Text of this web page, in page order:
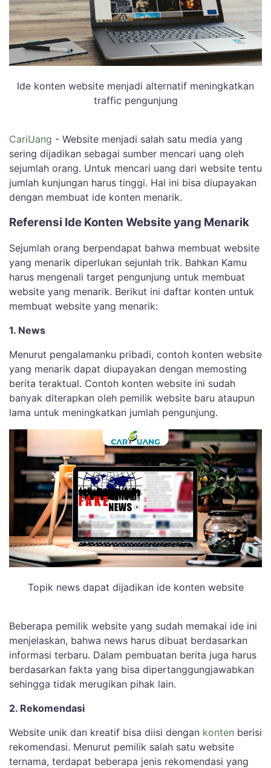
Ide konten website menjadi alternatif meningkatkan
traffic pengunjung
CariUang - Website menjadi salah satu media yang
sering dijadikan sebagai sumber mencari uang oleh
sejumlah orang. Untuk mencari uang dari website tentu
jumlah kunjungan harus tinggi. Hal ini bisa diupayakan
dengan membuat ide konten menarik.
Referensi Ide Konten Website yang Menarik
Sejumlah orang berpendapat bahwa membuat website
yang menarik diperlukan sejunlah trik. Bahkan Kamu
harus mengenali target pengunjung untuk membuat
website yang menarik. Berikut ini daftar konten untuk
membuat website yang menarik:
1. News
Menurut pengalamanku pribadi, contoh konten website
yang menarik dapat diupayakan dengan memosting
berita teraktual. Contoh konten website ini sudah
banyak diterapkan oleh pemilik website baru ataupun
lama untuk meningkatkan jumlah pengunjung.
Topik news dapat dijadikan ide konten website
Beberapa pemilik website yang sudah memakai ide ini
menjelaskan, bahwa news harus dibuat berdasarkan
informasi terbaru. Dalam pembuatan berita juga harus
berdasarkan fakta yang bisa dipertanggungjawabkan
sehingga tidak merugikan pihak lain.
2. Rekomendasi
Website unik dan kreatif bisa diisi dengan konten berisi
rekomendasi. Menurut pemilik salah satu website
ternama, terdapat beberapa jenis rekomendasi yang